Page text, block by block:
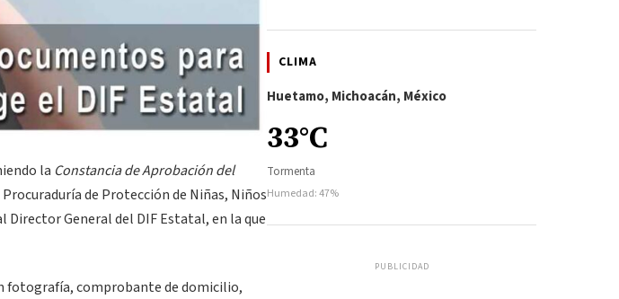
la Constancia de Aprobación del
de Protección de Niñas, Niños
Director General del DIF Estatal, en la que
fotografía, comprobante de domicilio,
CLIMA
Huetamo, Michoacán, México
33°C
Tormenta
Humedad: 47%
PUBLICIDAD